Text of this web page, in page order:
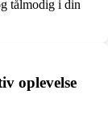
tålmodig i din
oplevelse